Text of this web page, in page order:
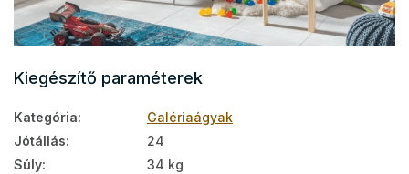
Kiegészítő paraméterek
Kategória:
Galériaágyak
Jótállás:
24
Súly:
34 kg